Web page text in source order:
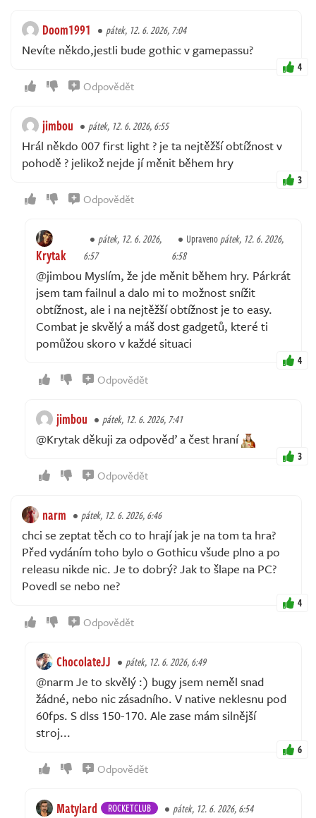
Doom1991 pátek, 12. 6. 2026, 7:04
Nevíte někdo,jestli bude gothic v gamepassu?
4
Odpovědět
jimbou pátek, 12. 6. 2026, 6:55
Hrál někdo 007 first light ? je ta nejtěžší obtížnost v
pohodě ? jelikož nejde jí měnit během hry
3
Odpovědět
Krytak
pátek, 12. 6. 2026,
6:57
Upravenopátek, 12. 6. 2026,
6:58
@jimbou Myslím, že jde měnit během hry. Párkrát
jsem tam failnul a dalo mi to možnost snížit
obtížnost, ale i na nejtěžší obtížnost je to easy.
Combat je skvělý a máš dost gadgetů, které ti
pomůžou skoro v každé situaci
4
Odpovědět
jimbou pátek, 12. 6. 2026, 7:41
@Krytak děkuji za odpověď a čest hraní
3
Odpovědět
narm pátek, 12. 6. 2026, 6:46
chci se zeptat těch co to hrají jak je na tom ta hra?
Před vydáním toho bylo o Gothicu všude plno a po
releasu nikde nic. Je to dobrý? Jak to šlape na PC?
Povedl se nebo ne?
4
Odpovědět
ChocolateJJ pátek, 12. 6. 2026, 6:49
@narm Je to skvělý :) bugy jsem neměl snad
žádné, nebo nic zásadního. V native neklesnu pod
60fps. S dlss 150-170. Ale zase mám silnější
stroj...
6
Odpovědět
Matylard ROCKETCLUB pátek, 12. 6. 2026, 6:54